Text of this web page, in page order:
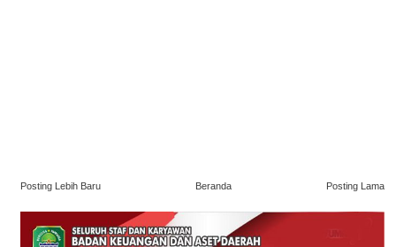
Posting Lebih Baru Posting Lama
Beranda